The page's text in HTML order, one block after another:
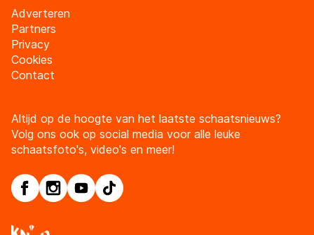
Adverteren
Partners
Privacy
Cookies
Contact
Altijd op de hoogte van het laatste schaatsnieuws?
Volg ons ook op social media voor alle leuke
schaatsfoto's, video's en meer!